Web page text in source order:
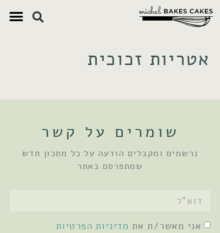
אטריות זכוכית
שומרים על קשר
נרשמים ומקבלים הודעה על כל מתכון חדש
שמתפרסם באתר
אני מאשר/ת את מדיניות הפרטיות